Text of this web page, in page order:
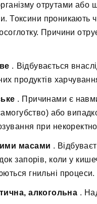
отрутами або
Токсини проникають
Причини
. Відбувається
продуктів
. Причинами є
або
при
масами .
запорів, коли у
гнильні процеси.
алкогольна .